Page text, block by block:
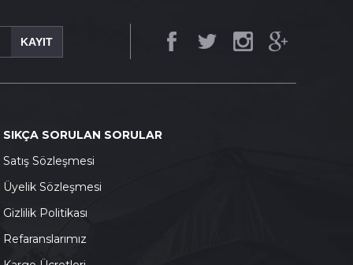
KAYIT
SIKÇA SORULAN SORULAR
Satış Sözleşmesi
Üyelik Sözleşmesi
Gizlilik Politikası
Refaranslarımız